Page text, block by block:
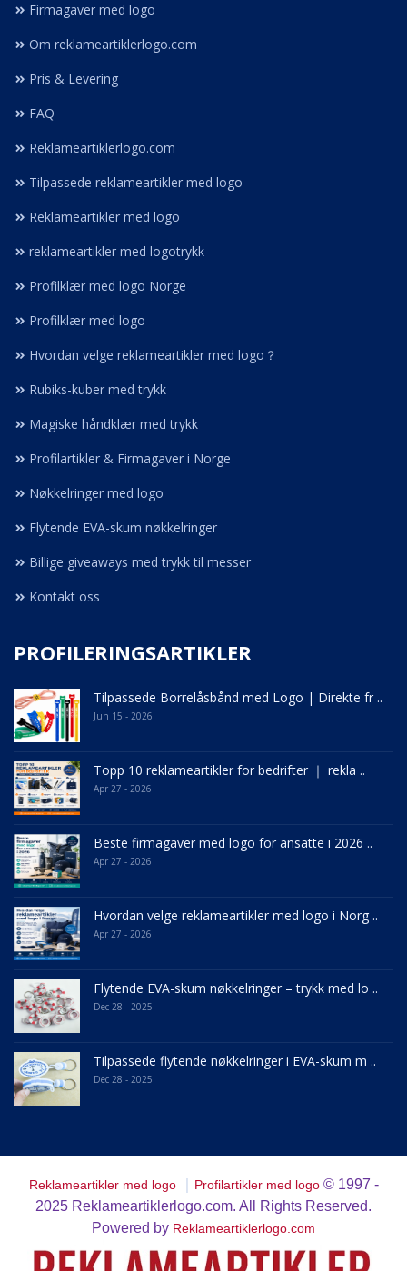
Firmagaver med logo
Om reklameartiklerlogo.com
Pris & Levering
FAQ
Reklameartiklerlogo.com
Tilpassede reklameartikler med logo
Reklameartikler med logo
reklameartikler med logotrykk
Profilklær med logo Norge
Profilklær med logo
Hvordan velge reklameartikler med logo？
Rubiks-kuber med trykk
Magiske håndklær med trykk
Profilartikler & Firmagaver i Norge
Nøkkelringer med logo
Flytende EVA-skum nøkkelringer
Billige giveaways med trykk til messer
Kontakt oss
PROFILERINGSARTIKLER
Tilpassede Borrelåsbånd med Logo | Direkte fr ..
Jun 15 - 2026
Topp 10 reklameartikler for bedrifter ｜ rekla ..
Apr 27 - 2026
Beste firmagaver med logo for ansatte i 2026 ..
Apr 27 - 2026
Hvordan velge reklameartikler med logo i Norg ..
Apr 27 - 2026
Flytende EVA-skum nøkkelringer – trykk med lo ..
Dec 28 - 2025
Tilpassede flytende nøkkelringer i EVA-skum m ..
Dec 28 - 2025
Reklameartikler med logo｜ Profilartikler med logo © 1997 -
2025 Reklameartiklerlogo.com. All Rights Reserved.
Powered by Reklameartiklerlogo.com